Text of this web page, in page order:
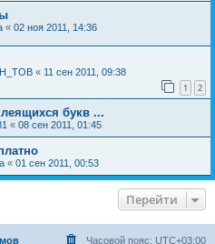
« 02 ноя 2011, 14:36
« 11 сен 2011, 09:38
1 2
букв ...
« 08 сен 2011, 01:45
« 01 сен 2011, 00:53
Перейти
Часовой пояс: UTC+03:00